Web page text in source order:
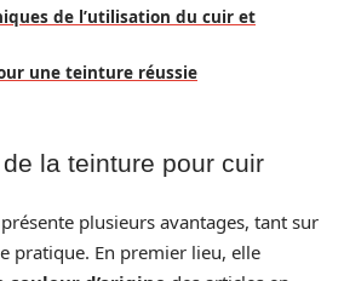
de l’utilisation du cuir et
une teinture réussie
la teinture pour cuir
plusieurs avantages, tant sur
pratique. En premier lieu, elle